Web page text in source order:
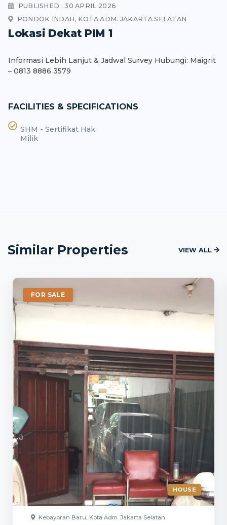
PUBLISHED : 30 APRIL 2026
PONDOK INDAH, KOTA ADM. JAKARTA SELATAN
Lokasi Dekat PIM 1
Informasi Lebih Lanjut & Jadwal Survey Hubungi: Maigrit
– 0813 8886 3579
FACILITIES & SPECIFICATIONS
SHM - Sertifikat Hak
Milik
Similar Properties VIEW ALL
FOR SALE
HOUSE
Kebayoran Baru, Kota Adm. Jakarta Selatan